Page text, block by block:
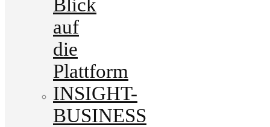
Blick
auf
die
Plattform
INSIGHT-
BUSINESS